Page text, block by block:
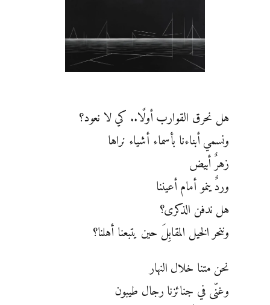
هل نحرق القوارب أولًا.. كي لا نعود؟
ونسمي أبناءنا بأسماء أشياء نراها
زهرٌ أبيض
وردٌ ينمو أمام أعيننا
هل ندفن الذكرى؟
وننحر الخيل المقابِلَ حين يتبعنا أهلنا؟
نحن متنا خلال النهار
وغنّى في جنائزنا رجال طيبون